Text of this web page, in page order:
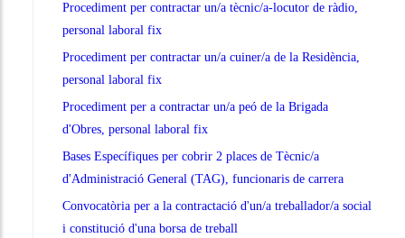
Procediment per contractar un/a tècnic/a-locutor de ràdio,
personal laboral fix
Procediment per contractar un/a cuiner/a de la Residència,
personal laboral fix
Procediment per a contractar un/a peó de la Brigada
d'Obres, personal laboral fix
Bases Específiques per cobrir 2 places de Tècnic/a
d'Administració General (TAG), funcionaris de carrera
Convocatòria per a la contractació d'un/a treballador/a social
i constitució d'una borsa de treball